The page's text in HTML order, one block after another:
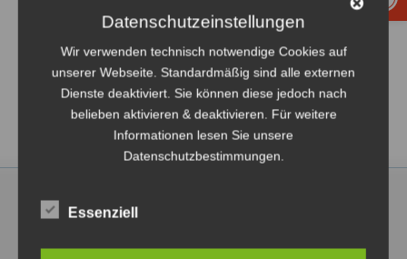
zurück
Datenschutzeinstellungen
Wir verwenden technisch notwendige Cookies auf
unserer Webseite. Standardmäßig sind alle externen
Dienste deaktiviert. Sie können diese jedoch nach
belieben aktivieren & deaktivieren. Für weitere
Informationen lesen Sie unsere
Datenschutzbestimmungen.
Essenziell